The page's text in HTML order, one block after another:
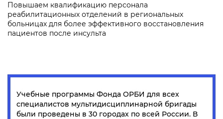
Повышаем квалификацию персонала
реабилитационных отделений в региональных
больницах для более эффективного восстановления
пациентов после инсульта
Учебные программы Фонда ОРБИ для всех
специалистов мультидисциплинарной бригады
были проведены в 30 городах по всей России. В